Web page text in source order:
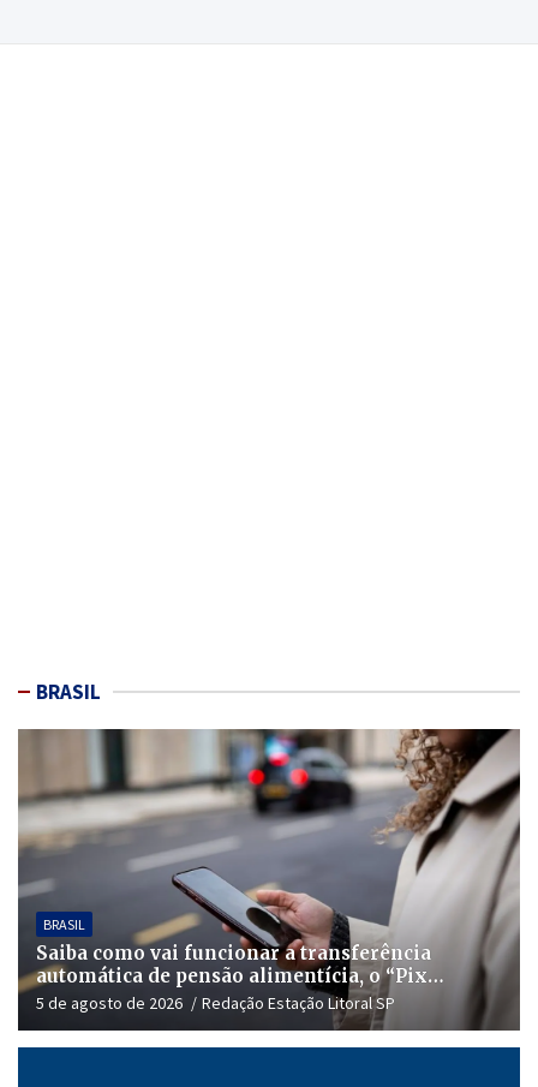
BRASIL
BRASIL
Saiba como vai funcionar a transferência
automática de pensão alimentícia, o “Pix
Pensão”
5 de agosto de 2026 Redação Estação Litoral SP